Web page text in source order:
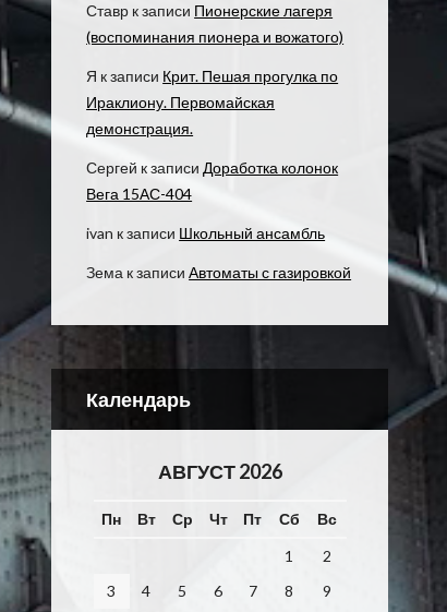
Ставр к записи Пионерские лагеря
(воспоминания пионера и вожатого)
Я к записи Крит. Пешая прогулка по
Ираклиону. Первомайская
демонстрация.
Сергей к записи Доработка колонок
Вега 15АС-404
ivan к записи Школьный ансамбль
Зема к записиАвтоматы с газировкой
Календарь
АВГУСТ 2026
Пн Вт Ср Чт Пт Сб
Вс
1
2
3
4 5 6 7 8 9